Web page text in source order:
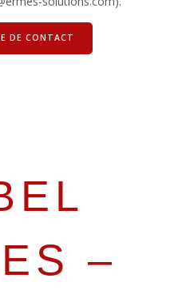
DE CONTACT
–